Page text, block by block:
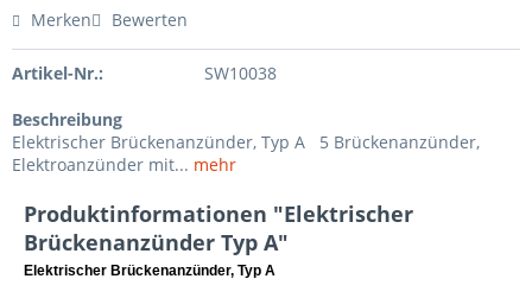
Merken Bewerten
Artikel-Nr.: SW10038
Beschreibung
Elektrischer Brückenanzünder, Typ A 5 Brückenanzünder,
Elektroanzünder mit... mehr
Produktinformationen "Elektrischer
Brückenanzünder Typ A"
Elektrischer Brückenanzünder, Typ A